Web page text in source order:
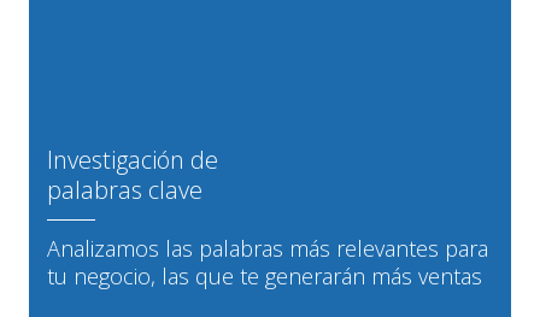
Investigación de
palabras clave
Analizamos las palabras más relevantes para
tu negocio, las que te generarán más ventas